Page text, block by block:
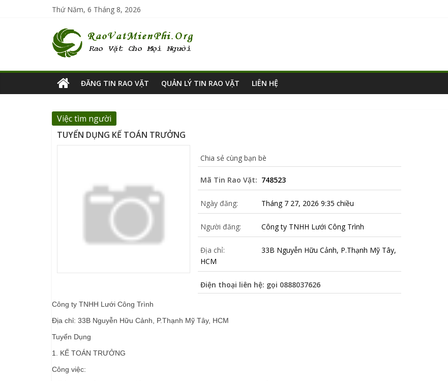
Thứ Năm, 6 Tháng 8, 2026
ĐĂNG TIN RAO VẶT QUẢN LÝ TIN RAO VẶT LIÊN HỆ
Việc tìm người
TUYỂN DỤNG KẾ TOÁN TRƯỞNG
Chia sẻ cùng bạn bè
Mã Tin Rao Vặt: 748523
Ngày đăng: Tháng 7 27, 2026 9:35 chiều
Người đăng: Công ty TNHH Lưới Công Trình
Địa chỉ:
33B Nguyễn Hữu Cảnh, P.Thạnh Mỹ Tây,
HCM
Điện thoại liên hệ: gọi 0888037626
Công ty TNHH Lưới Công Trình
Địa chỉ: 33B Nguyễn Hữu Cảnh, P.Thạnh Mỹ Tây, HCM
Tuyển Dụng
1. KẾ TOÁN TRƯỞNG
Công việc: